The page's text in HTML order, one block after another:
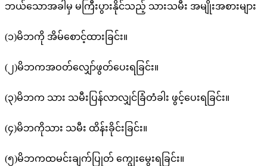
ဘယ်သောအခါမှ မကြီးပွားနိုင်သည့် သားသမီး အမျိုးအစားများ
(၁)မိဘကို အိမ်စောင့်ထားခြင်း။
(၂)မိဘကအဝတ်လျှော်ဖွတ်ပေးရခြင်း။
(၃)မိဘက သား သမီးပြန်လာလျှင်ခြံတံခါး ဖွင့်ပေးရခြင်း။
(၄)မိဘကိုသား သမီး ထိန်းခိုင်းခြင်း။
(၅)မိဘကထမင်းချက်ပြုတ် ကျွေးမွေးရခြင်း။